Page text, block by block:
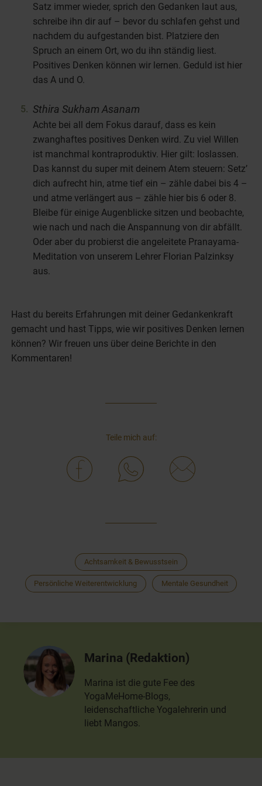
Satz immer wieder, sprich den Gedanken laut aus,
schreibe ihn dir auf – bevor du schlafen gehst und
nachdem du aufgestanden bist. Platziere den
Spruch an einem Ort, wo du ihn ständig liest.
Positives Denken können wir lernen. Geduld ist hier
das A und O.
Sthira Sukham Asanam
Achte bei all dem Fokus darauf, dass es kein
zwanghaftes positives Denken wird. Zu viel Willen
ist manchmal kontraproduktiv. Hier gilt: loslassen.
Das kannst du super mit deinem Atem steuern: Setz’
dich aufrecht hin, atme tief ein – zähle dabei bis 4 –
und atme verlängert aus – zähle hier bis 6 oder 8.
Bleibe für einige Augenblicke sitzen und beobachte,
wie nach und nach die Anspannung von dir abfällt.
Oder aber du probierst die angeleitete Pranayama-
Meditation von unserem Lehrer Florian Palzinksy
aus.
Hast du bereits Erfahrungen mit deiner Gedankenkraft
gemacht und hast Tipps, wie wir positives Denken lernen
können? Wir freuen uns über deine Berichte in den
Kommentaren!
Teile mich auf:
Achtsamkeit & Bewusstsein
Persönliche Weiterentwicklung Mentale Gesundheit
Marina (Redaktion)
Marina ist die gute Fee des
YogaMeHome-Blogs,
leidenschaftliche Yogalehrerin und
liebt Mangos.